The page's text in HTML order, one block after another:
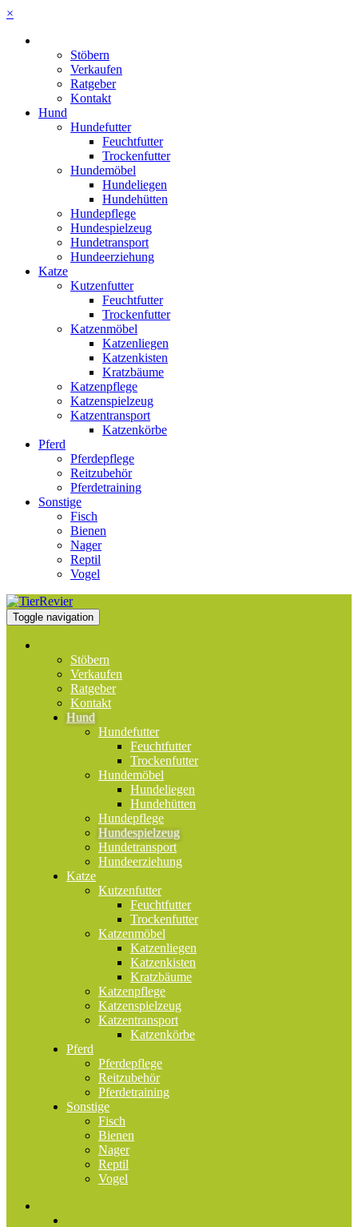
×
Stöbern
Verkaufen
Ratgeber
Kontakt
Hund
Hundefutter
Feuchtfutter
Trockenfutter
Hundemöbel
Hundeliegen
Hundehütten
Hundepflege
Hundespielzeug
Hundetransport
Hundeerziehung
Katze
Kutzenfutter
Feuchtfutter
Trockenfutter
Katzenmöbel
Katzenliegen
Katzenkisten
Kratzbäume
Katzenpflege
Katzenspielzeug
Katzentransport
Katzenkörbe
Pferd
Pferdepflege
Reitzubehör
Pferdetraining
Sonstige
Fisch
Bienen
Nager
Reptil
Vogel
Toggle navigation
Stöbern
Verkaufen
Ratgeber
Kontakt
Hund
Hundefutter
Feuchtfutter
Trockenfutter
Hundemöbel
Hundeliegen
Hundehütten
Hundepflege
Hundespielzeug
Hundetransport
Hundeerziehung
Katze
Kutzenfutter
Feuchtfutter
Trockenfutter
Katzenmöbel
Katzenliegen
Katzenkisten
Kratzbäume
Katzenpflege
Katzenspielzeug
Katzentransport
Katzenkörbe
Pferd
Pferdepflege
Reitzubehör
Pferdetraining
Sonstige
Fisch
Bienen
Nager
Reptil
Vogel